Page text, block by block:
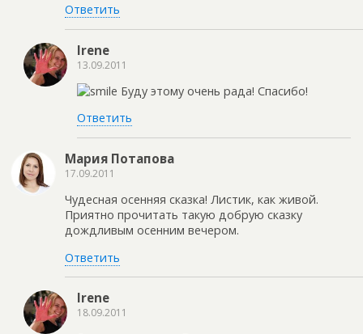
Ответить
Irene
13.09.2011
Буду этому очень рада! Спасибо!
Ответить
Мария Потапова
17.09.2011
Чудесная осенняя сказка! Листик, как живой.
Приятно прочитать такую добрую сказку
дождливым осенним вечером.
Ответить
Irene
18.09.2011